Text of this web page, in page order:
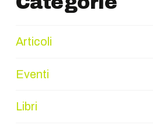
Articoli
Eventi
Libri